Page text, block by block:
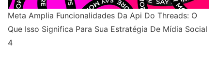
Meta Amplia Funcionalidades Da Api Do Threads: O
Que Isso Significa Para Sua Estratégia De Mídia Social
4